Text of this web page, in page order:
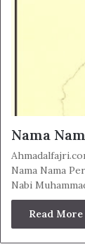
Nama
Nama Nama
Nabi
Read More